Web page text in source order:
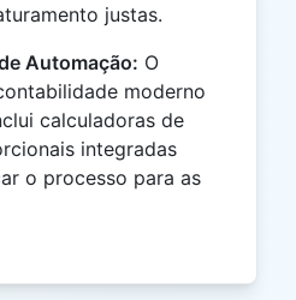
justas.
Automação: O
moderno
calculadoras de
integradas
o processo para as